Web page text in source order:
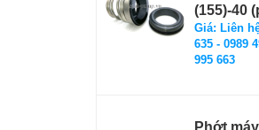
(155)-40
Giá: Liên
635 - 0989
995 663
Phớt